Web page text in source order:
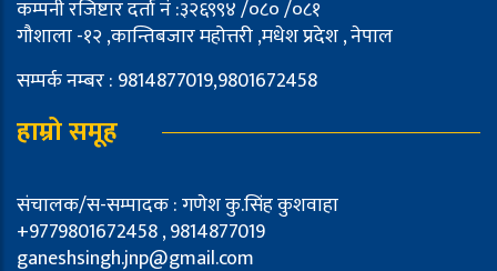
कम्पनी रजिष्टार दर्ता नं :३२६९९४ /०८० /०८१
गौशाला -१२ ,कान्तिबजार महोत्तरी ,मधेश प्रदेश , नेपाल
सम्पर्क नम्बर : 9814877019,9801672458
हाम्रो समूह
संचालक/स-सम्पादक : गणेश कु.सिंह कुशवाहा
+9779801672458 , 9814877019
ganeshsingh.jnp@gmail.com